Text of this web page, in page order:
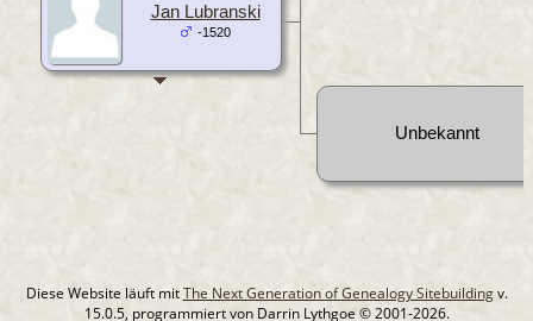
Jan Lubranski
-1520
Unbekannt
Diese Website läuft mitThe Next Generation of Genealogy Sitebuildingv.
15.0.5, programmiert von Darrin Lythgoe © 2001-2026.